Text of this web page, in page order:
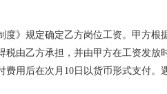
度》规定确定乙方岗位工资。甲方根
税由乙方承担，并由甲方在工资发放
费用后在次月 10 日以货币形式支付。